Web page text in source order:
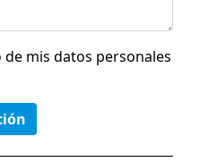
mis datos personales